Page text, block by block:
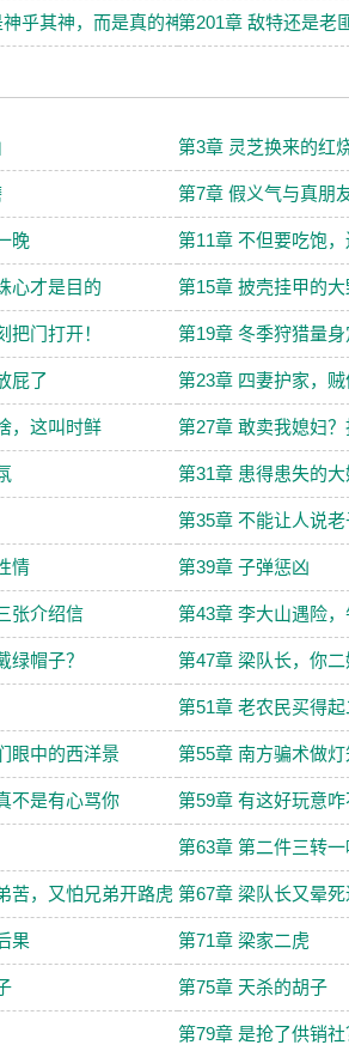
乎其神，而是真的神第201章 敌特还是老
第3章 灵芝换来的红
第7章 假义气与真朋
晚 第11章 不但要吃饱
心才是目的 第15章 披壳挂甲的
把门打开！ 第19章 冬季狩猎量
屁了 第23章 四妻护家，贼
，这叫时鲜 第27章 敢卖我媳妇？
第31章 患得患失的大
第35章 不能让人说
情 第39章 子弹惩凶
张介绍信 第43章 李大山遇险，
绿帽子？ 第47章 梁队长，你
第51章 老农民买得起
眼中的西洋景 第55章 南方骗术做灯
不是有心骂你 第59章 有这好玩意
第63章 第二件三转
苦，又怕兄弟开路虎 第67章 梁队长又晕死
果 第71章 梁家二虎
第75章 天杀的胡子
第79章 是抢了供销社